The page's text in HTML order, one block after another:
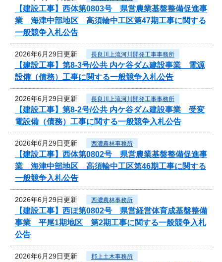
【建設工事】西体第0803号 県営農業基盤整備促進事
業 海津中部地区 高須輪中工区第47期工事に関する
一般競争入札公告
2026年6月29日更新 長良川上流河川開発工事事務所
【建設工事】第8-3号/公共 内ケ谷ダム建設事業 電源
設備（債務）工事に関する一般競争入札公告
2026年6月29日更新 長良川上流河川開発工事事務所
【建設工事】第8-2号/公共 内ケ谷ダム建設事業 受変
電設備（債務）工事に関する一般競争入札公告
2026年6月29日更新 西濃農林事務所
【建設工事】西体第0802号 県営農業基盤整備促進事
業 海津中部地区 高須輪中工区第46期工事に関する
一般競争入札公告
2026年6月29日更新 西濃農林事務所
【建設工事】西ほ第0802号 県営経営体育成基盤整備
事業 平尾1期地区 第2期工事に関する一般競争入札
公告
2026年6月29日更新 郡上土木事務所